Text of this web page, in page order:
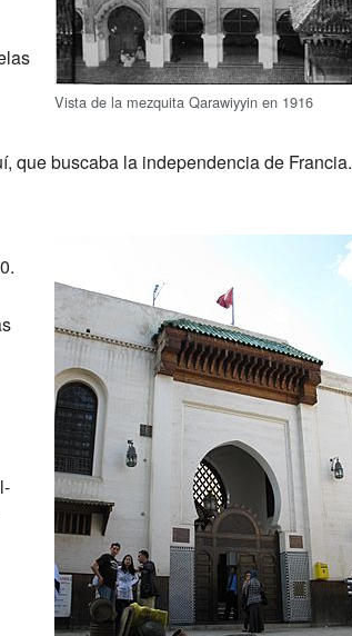
Vista de la mezquita Qarawiyyin en 1916
que buscaba la independencia de Francia.